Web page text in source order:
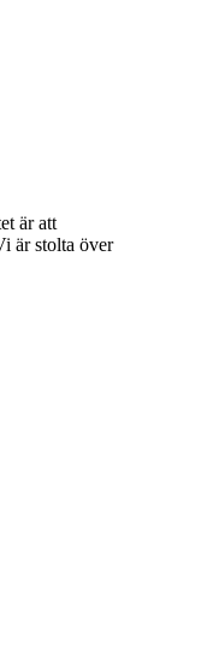
är att
är stolta över